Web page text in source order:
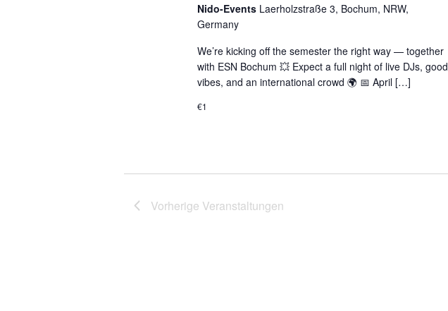
Nido-Events Laerholzstraße 3, Bochum, NRW,
Germany
We’re kicking off the semester the right way — together
with ESN Bochum 💥 Expect a full night of live DJs, good
vibes, and an international crowd 🌍 📅 April […]
€1
Vorherige Veranstaltungen